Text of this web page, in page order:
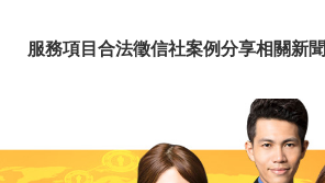
服務項目 合法徵信社案例分享相關新聞